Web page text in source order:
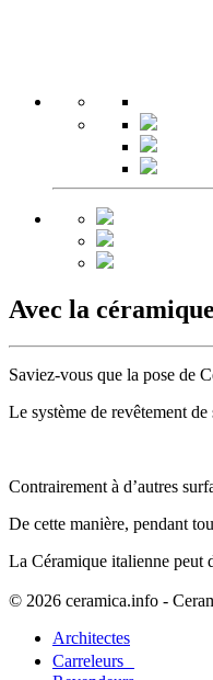
Avec la
Saviez-vous que la pose de
Le système de revêtement
Contrairement à d’autres
De cette manière, pendant
La Céramique italienne peut
© 2026 ceramica.info -
Architectes
Carreleurs